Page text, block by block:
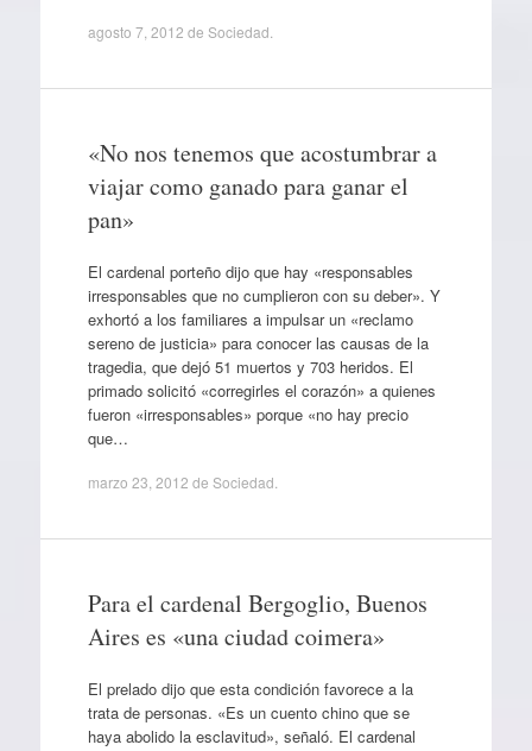
agosto 7, 2012 de Sociedad
«No nos tenemos que acostumbrar a
viajar como ganado para ganar el
pan»
El cardenal porteño dijo que hay «responsables
irresponsables que no cumplieron con su deber». Y
exhortó a los familiares a impulsar un «reclamo
sereno de justicia» para conocer las causas de la
tragedia, que dejó 51 muertos y 703 heridos. El
primado solicitó «corregirles el corazón» a quienes
fueron «irresponsables» porque «no hay precio
que…
marzo 23, 2012 de Sociedad
Para el cardenal Bergoglio, Buenos
Aires es «una ciudad coimera»
El prelado dijo que esta condición favorece a la
trata de personas. «Es un cuento chino que se
haya abolido la esclavitud», señaló. El cardenal